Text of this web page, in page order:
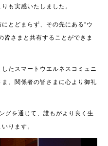
も実感いたしました。
とどまらず、その先にある“ウ
皆さまと共有することができま
たスマートウエルネスコミュニ
、関係者の皆さまに心より御礼
グを通じて、誰もがより良く生
ります。